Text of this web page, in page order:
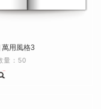
用風格3
量：50